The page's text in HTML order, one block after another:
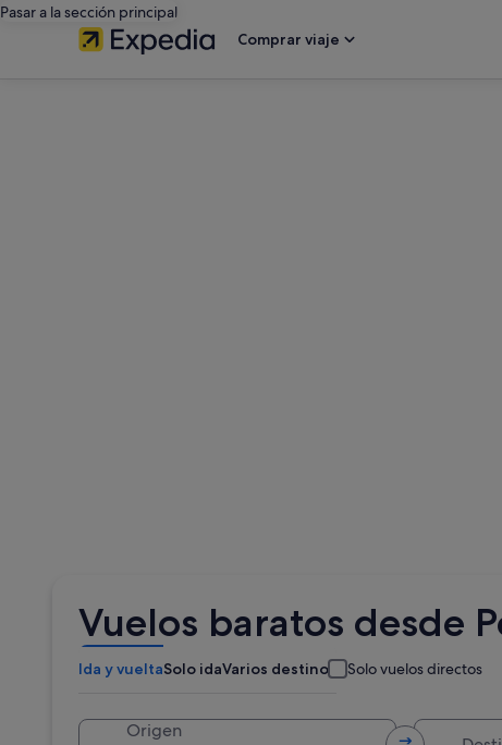
Pasar a la sección principal
Comprar viaje
Vuelos baratos desde
Ida y vueltaSolo idaVarios destinos Solo vuelos directos
Origen